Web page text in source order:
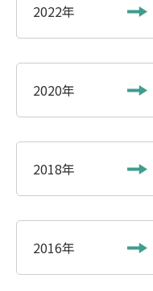
2022年
2020年
2018年
2016年